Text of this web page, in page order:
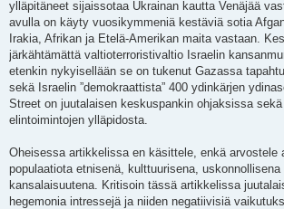
ylläpitäneet sijaissotaa Ukrainan kautta Venäjää
avulla on käyty vuosikymmeniä kestäviä sotia
Irakia, Afrikan ja Etelä-Amerikan maita vastaan.
järkähtämättä valtioterroristivaltio Israelin
etenkin nykyisellään se on tukenut Gazassa
sekä Israelin ”demokraattista” 400 ydinkärjen
Street on juutalaisen keskuspankin ohjaksissa
elintoimintojen ylläpidosta.
Oheisessa artikkelissa en käsittele, enkä arvostele
populaatiota etnisenä, kulttuurisena, uskonnollisena
kansalaisuutena. Kritisoin tässä artikkelissa
hegemonia intressejä ja niiden negatiivisiä